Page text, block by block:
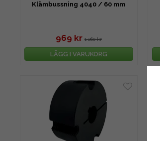
Klämbussning 4040 / 60 mm
969 kr 1 260 kr
LÄGG I VARUKORG